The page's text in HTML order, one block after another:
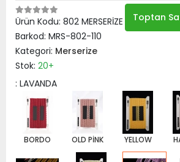
Ürün Kodu: 802 MERSERİZE LAVANDA
Barkod: MRS-802-110
Kategori: Merserize
Stok: 20+
: LAVANDA
BORDO OLD PİNK YELLOW
Toptan